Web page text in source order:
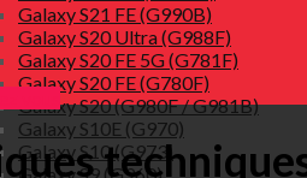
Galaxy S21 FE (G990B)
Galaxy S20 Ultra (G988F)
Galaxy S20 FE 5G (G781F)
Galaxy S20 FE (G780F)
Galaxy S20 (G980F / G981B)
Galaxy S10E (G970)
Galaxy S10 (G973)